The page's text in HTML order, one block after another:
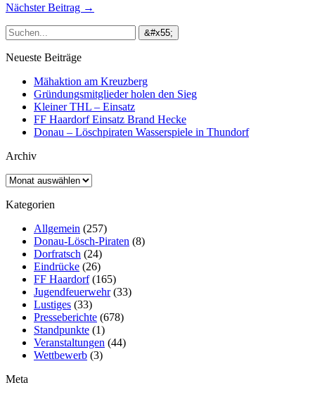
Nächster Beitrag →
Neueste Beiträge
Mähaktion am Kreuzberg
Gründungsmitglieder holen den Sieg
Kleiner THL – Einsatz
FF Haardorf Einsatz Brand Hecke
Donau – Löschpiraten Wasserspiele in Thundorf
Archiv
Archiv
Kategorien
Allgemein (257)
Donau-Lösch-Piraten (8)
Dorfratsch (24)
Eindrücke (26)
FF Haardorf(165)
Jugendfeuerwehr(33)
Lustiges (33)
Presseberichte (678)
Standpunkte (1)
Veranstaltungen (44)
Wettbewerb (3)
Meta